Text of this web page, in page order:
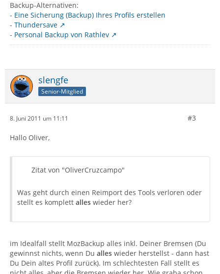
Backup-Alternativen:
- Eine Sicherung (Backup) Ihres Profils erstellen
- Thundersave
- Personal Backup von Rathlev
slengfe
Senior-Mitglied
8. Juni 2011 um 11:11 #3
Hallo Oliver,
Zitat von "OliverCruzcampo"
Was geht durch einen Reimport des Tools verloren oder
stellt es komplett alles wieder her?
im Idealfall stellt MozBackup alles inkl. Deiner Bremsen (Du
gewinnst nichts, wenn Du alles wieder herstellst - dann hast
Du Dein altes Profil zurück). Im schlechtesten Fall stellt es